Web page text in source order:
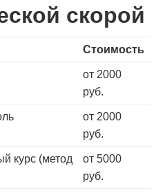
скорой
Стоимость
от 2000
руб.
от 2000
руб.
курс (метод
от 5000
руб.